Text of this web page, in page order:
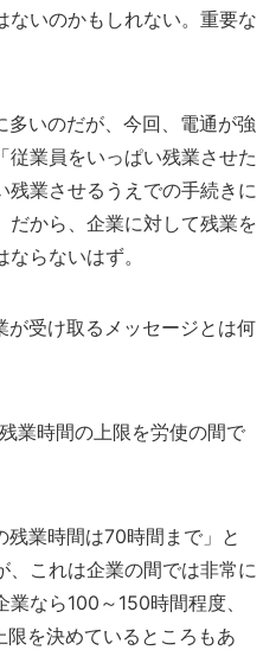
ないのかもしれない。重要な
いのだが、今回、電通が強
業員をいっぱい残業させた
残業させるうえでの手続きに
だから、企業に対して残業を
らないはず。
受け取るメッセージとは何
業時間の上限を労使の間で
業時間は70時間まで」と
、これは企業の間では非常に
なら100～150時間程度、
を決めているところもあ